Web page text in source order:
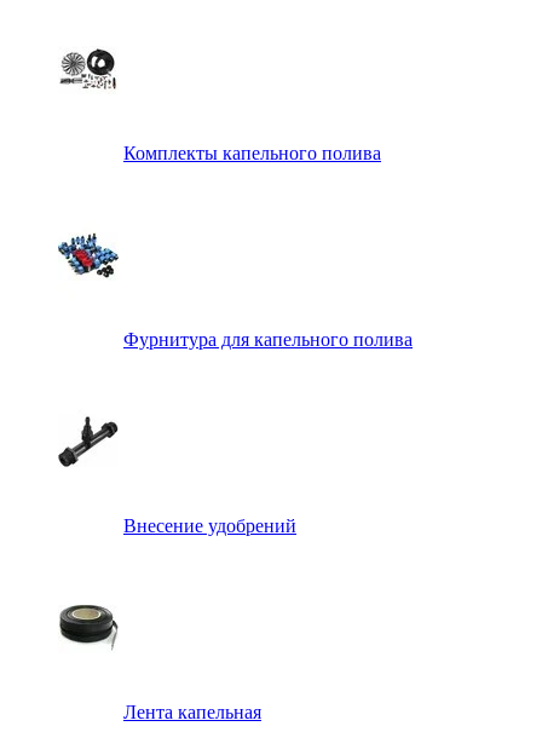
Комплекты капельного полива
Фурнитура для капельного полива
Внесение удобрений
Лента капельная